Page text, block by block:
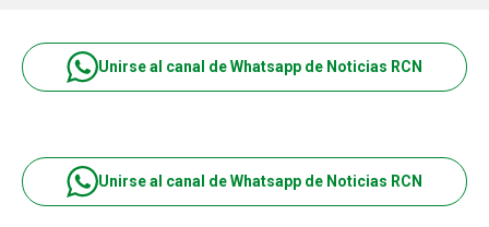
Unirse al canal de Whatsapp de Noticias RCN
Unirse al canal de Whatsapp de Noticias RCN